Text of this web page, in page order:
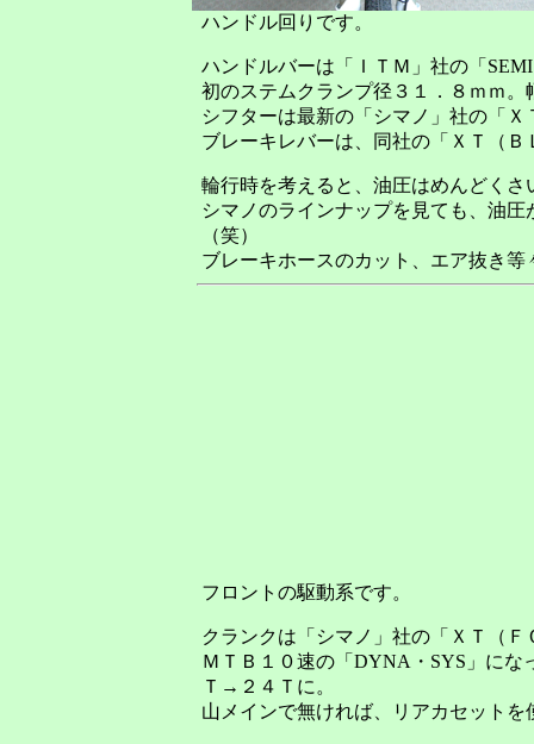
ハンドル回りです。
ハンドルバーは「ＩＴＭ」社の「
初のステムクランプ径３１．８ｍｍ
シフターは最新の「シマノ」社の「
ブレーキレバーは、同社の「ＸＴ（
輪行時を考えると、油圧はめんどくさ
シマノのラインナップを見ても、油
（笑）
ブレーキホースのカット、エア抜き
フロントの駆動系です。
クランクは「シマノ」社の「ＸＴ（Ｆ
ＭＴＢ１０速の「DYNA・SYS」に
Ｔ→２４Ｔに。
山メインで無ければ、リアカセット